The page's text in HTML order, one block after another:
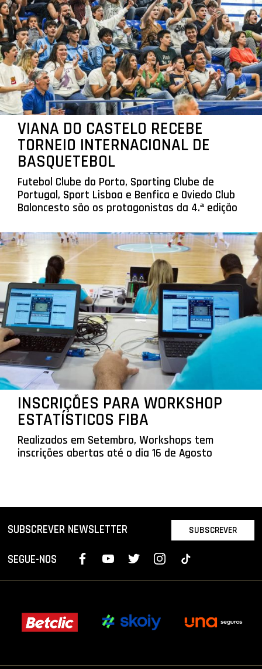
VIANA DO CASTELO RECEBE
TORNEIO INTERNACIONAL DE
BASQUETEBOL
Futebol Clube do Porto, Sporting Clube de
Portugal, Sport Lisboa e Benfica e Oviedo Club
Baloncesto são os protagonistas da 4.ª edição
INSCRIÇÕES PARA WORKSHOP
ESTATÍSTICOS FIBA
Realizados em Setembro, Workshops tem
inscrições abertas até o dia 16 de Agosto
SUBSCREVER NEWSLETTER SUBSCREVER
SEGUE-NOS